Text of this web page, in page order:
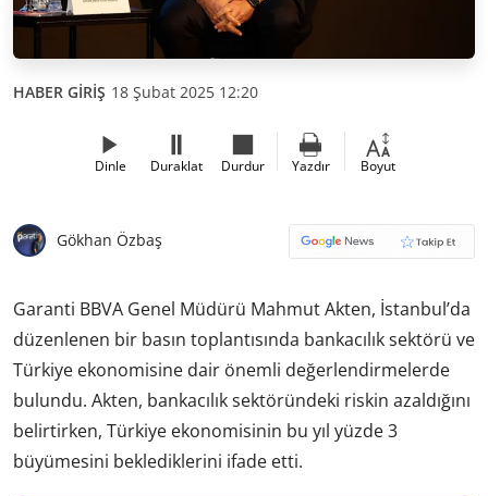
HABER GİRİŞ 18 Şubat 2025 12:20
Dinle Duraklat Durdur Yazdır Boyut
Gökhan Özbaş
Garanti BBVA Genel Müdürü Mahmut Akten, İstanbul’da
düzenlenen bir basın toplantısında bankacılık sektörü ve
Türkiye ekonomisine dair önemli değerlendirmelerde
bulundu. Akten, bankacılık sektöründeki riskin azaldığını
belirtirken, Türkiye ekonomisinin bu yıl yüzde 3
büyümesini beklediklerini ifade etti.